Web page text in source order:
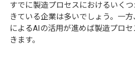
すでに製造プロセスにおけるいく
きている企業は多いでしょう。一
によるAIの活用が進めば製造プロ
きます。